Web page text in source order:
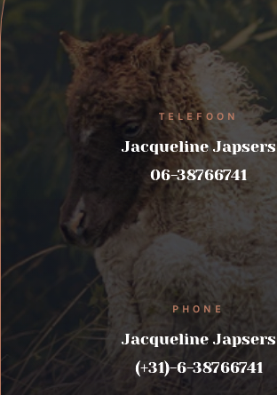
TELEFOON
Jacqueline Japsers
06-38766741
PHONE
Jacqueline Japsers
(+31)-6-38766741